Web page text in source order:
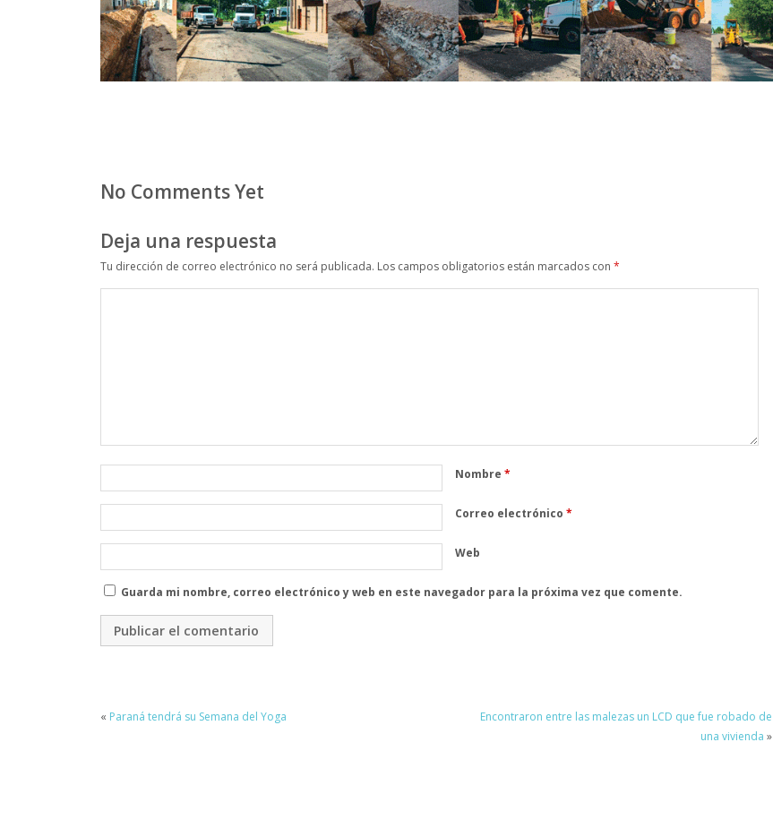
No Comments Yet
Deja una respuesta
Tu dirección de correo electrónico no será publicada. Los campos obligatorios están marcados con *
Nombre *
Correo electrónico *
Web
Guarda mi nombre, correo electrónico y web en este navegador para la próxima vez que comente.
« Paraná tendrá su Semana del Yoga
Encontraron entre las malezas un LCD que fue robado de
una vivienda »